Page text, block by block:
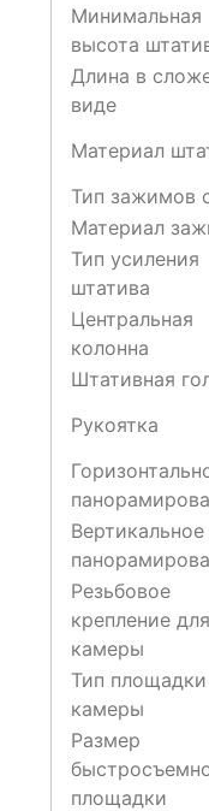
Минимальная
высота
Длина в
виде
Материал
Тип зажимов
Материал
Тип усиления
штатива
Центральная
колонна
Штативная
Рукоятка
Вертикальное
Резьбовое
крепление для
камеры
Тип
камеры
Размер
площадки